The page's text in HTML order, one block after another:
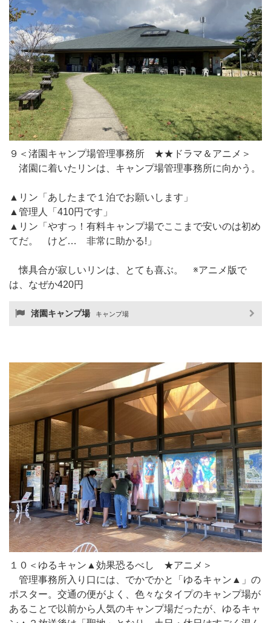
９＜渚園キャンプ場管理事務所 ★★ドラマ＆アニメ＞
渚園に着いたリンは、キャンプ場管理事務所に向かう。
▲リン「あしたまで１泊でお願いします」
▲管理人「410円です」
▲リン「やすっ！有料キャンプ場でここまで安いのは初め
てだ。 けど… 非常に助かる!」
懐具合が寂しいリンは、とても喜ぶ。 ※アニメ版で
は、なぜか420円
渚園キャンプ場 キャンプ場
１０＜ゆるキャン▲効果恐るべし ★アニメ＞
管理事務所入り口には、でかでかと「ゆるキャン▲」の
ポスター。交通の便がよく、色々なタイプのキャンプ場が
あることで以前から人気のキャンプ場だったが、ゆるキャ